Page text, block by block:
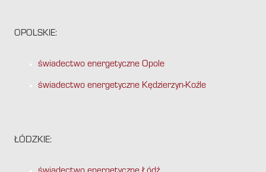
OPOLSKIE:
świadectwo energetyczne Opole
świadectwo energetyczne Kędzierzyn-Koźle
ŁÓDZKIE: